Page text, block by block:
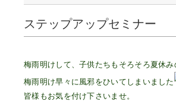
ステップアップセミナー
梅雨明けして、子供たちもそろそろ夏休
梅雨明け早々に風邪をひいてしまいました
皆様もお気を付け下さいませ。